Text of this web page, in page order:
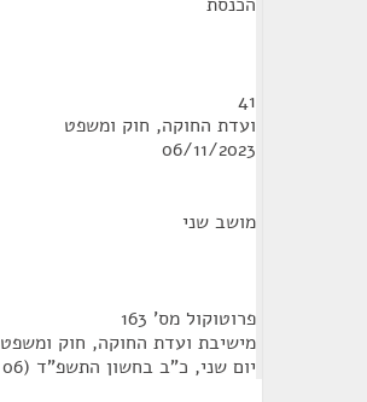
41
ועדת החוקה, חוק ומשפט
06/11/2023
מושב שני
פרוטוקול מס' 163
מישיבת ועדת החוקה, חוק ומשפט
יום שני, כ"ב בחשון התשפ"ד (06 בנובמבר 2023), שעה 11:30